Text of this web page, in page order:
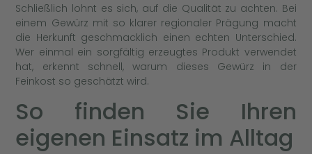
Schließlich lohnt es sich, auf die Qualität zu achten. Bei
einem Gewürz mit so klarer regionaler Prägung macht
die Herkunft geschmacklich einen echten Unterschied.
Wer einmal ein sorgfältig erzeugtes Produkt verwendet
hat, erkennt schnell, warum dieses Gewürz in der
Feinkost so geschätzt wird.
So finden Sie Ihren
eigenen Einsatz im Alltag